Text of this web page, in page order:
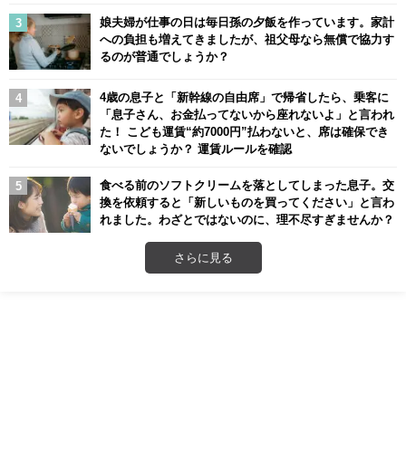
娘夫婦が仕事の日は毎日孫の夕飯を作っています。家計
への負担も増えてきましたが、祖父母なら無償で協力す
るのが普通でしょうか？
4歳の息子と「新幹線の自由席」で帰省したら、乗客に
「息子さん、お金払ってないから座れないよ」と言われ
た！ こども運賃“約7000円”払わないと、席は確保でき
ないでしょうか？ 運賃ルールを確認
食べる前のソフトクリームを落としてしまった息子。交
換を依頼すると「新しいものを買ってください」と言わ
れました。わざとではないのに、理不尽すぎませんか？
さらに見る